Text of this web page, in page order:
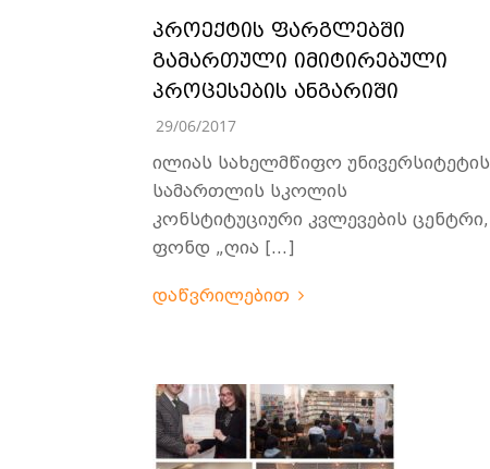
პროექტის ფარგლებში
გამართული იმიტირებული
პროცესების ანგარიში
29/06/2017
ილიას სახელმწიფო უნივერსიტეტის
სამართლის სკოლის
კონსტიტუციური კვლევების ცენტრი,
ფონდ „ღია […]
დაწვრილებით